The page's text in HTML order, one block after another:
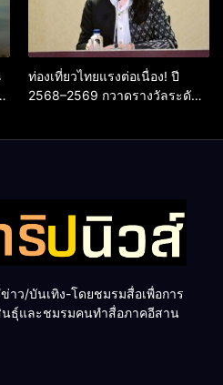
ท่องเที่ยวไทยแรงต่อเนื่อง! ปี
2568–2569 กวาดรางวัลระดับ
ว/บันเทิง-โดยชมรมสื่อเพื่อการ
นธุ์และชมรมคนทำสื่อภาคอีสาน